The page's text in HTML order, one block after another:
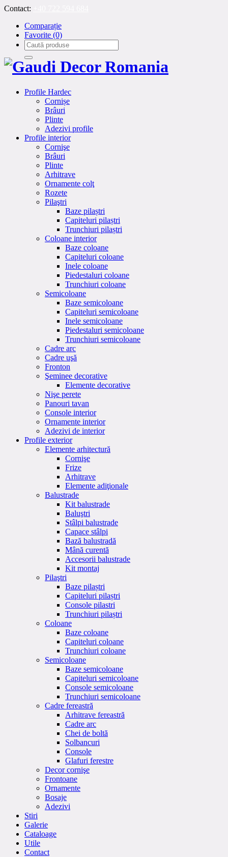
Contact:
Comparație
Favorite (0)
Profile Hardec
Cornișe
Brâuri
Plinte
Adezivi profile
Profile interior
Cornişe
Brâuri
Plinte
Arhitrave
Ornamente colţ
Rozete
Pilaştri
Baze pilaștri
Capiteluri pilaștri
Trunchiuri pilaștri
Coloane interior
Baze coloane
Capiteluri coloane
Inele coloane
Piedestaluri coloane
Trunchiuri coloane
Semicoloane
Baze semicoloane
Capiteluri semicoloane
Inele semicoloane
Piedestaluri semicoloane
Trunchiuri semicoloane
Cadre arc
Cadre uşă
Fronton
Şeminee decorative
Elemente decorative
Nişe perete
Panouri tavan
Console interior
Ornamente interior
Adezivi de interior
Profile exterior
Elemente arhitectură
Cornişe
Frize
Arhitrave
Elemente adiţionale
Balustrade
Kit balustrade
Baluştri
Stâlpi balustrade
Capace stâlpi
Bază balustradă
Mână curentă
Accesorii balustrade
Kit montaj
Pilaştri
Baze pilaștri
Capiteluri pilaștri
Console pilastri
Trunchiuri pilaștri
Coloane
Baze coloane
Capiteluri coloane
Trunchiuri coloane
Semicoloane
Baze semicoloane
Capiteluri semicoloane
Console semicoloane
Trunchiuri semicoloane
Cadre fereastră
Arhitrave fereastră
Cadre arc
Chei de boltă
Solbancuri
Console
Glafuri ferestre
Decor cornişe
Frontoane
Ornamente
Bosaje
Adezivi
Stiri
Galerie
Cataloage
Utile
Contact